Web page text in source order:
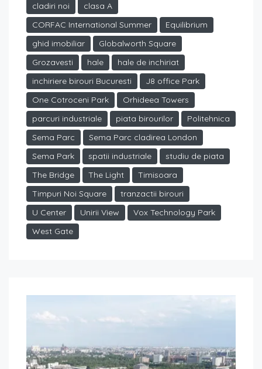
cladiri noi
clasa A
CORFAC International Summer
Equilibrium
ghid imobiliar
Globalworth Square
Grozavesti
hale
hale de inchiriat
inchiriere birouri Bucuresti
J8 office Park
One Cotroceni Park
Orhideea Towers
parcuri industriale
piata birourilor
Politehnica
Sema Parc
Sema Parc cladirea London
Sema Park
spatii industriale
studiu de piata
The Bridge
The Light
Timisoara
Timpuri Noi Square
tranzactii birouri
U Center
Unirii View
Vox Technology Park
West Gate